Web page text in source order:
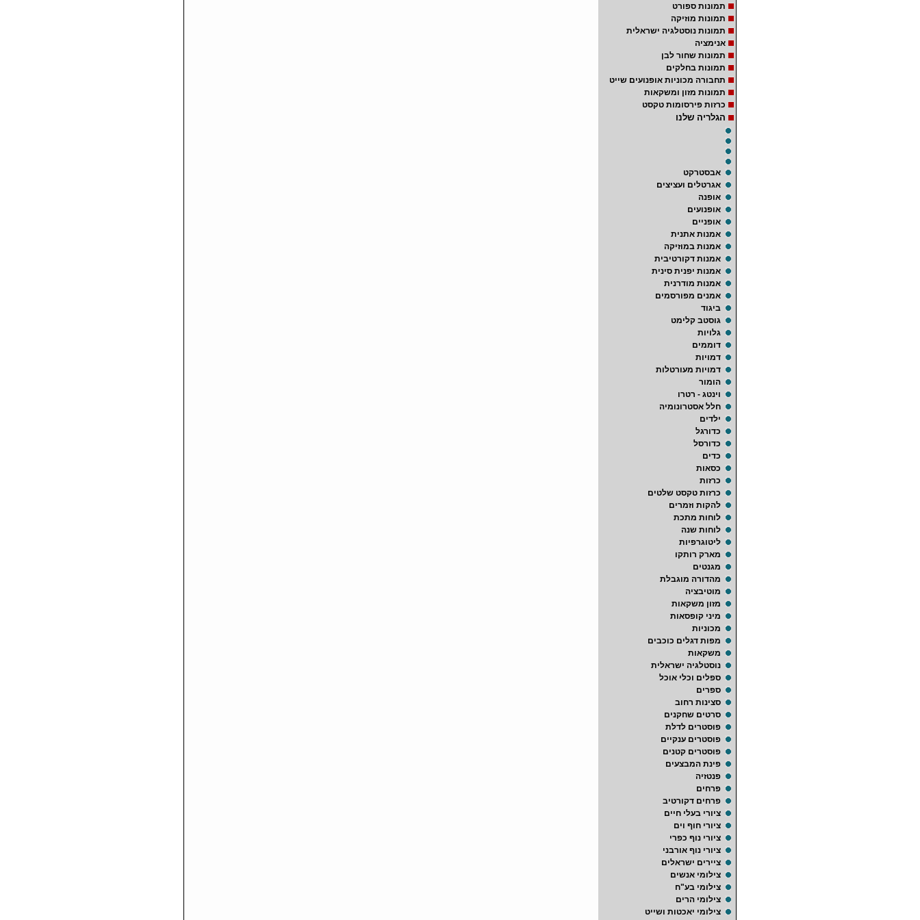
תמונות ספורט
תמונות מוזיקה
תמונות נוסטלגיה ישראלית
אנימציה
תמונות שחור לבן
תמונות בחלקים
תחבורה מכוניות אופנועים שייט
תמונות מזון ומשקאות
כרזות פירסומות טקסט
הגלריה שלנו
אבסטרקט
אגרטלים ועציצים
אופנה
אופנועים
אופניים
אמנות אתנית
אמנות במוזיקה
אמנות דקורטיבית
אמנות יפנית סינית
אמנות מודרנית
אמנים מפורסמים
ביגוד
גוסטב קלימט
גלויות
דוממים
דמויות
דמויות מעורטלות
הומור
וינטג - רטרו
חלל אסטרונומיה
ילדים
כדורגל
כדורסל
כדים
כסאות
כרזות
כרזות טקסט שלטים
להקות וזמרים
לוחות מתכת
לוחות שנה
ליטוגרפיות
מארק רותקו
מגנטים
מהדורה מוגבלת
מוטיבציה
מזון משקאות
מיני קופסאות
מכוניות
מפות דגלים כוכבים
משקאות
נוסטלגיה ישראלית
ספלים וכלי אוכל
ספרים
סצינות רחוב
סרטים שחקנים
פוסטרים לדלת
פוסטרים ענקיים
פוסטרים קטנים
פינת המבצעים
פנטזיה
פרחים
פרחים דקורטיב
ציורי בעלי חיים
ציורי חוף וים
ציורי נוף כפרי
ציורי נוף אורבני
ציירים ישראלים
צילומי אנשים
צילומי בע"ח
צילומי הרים
צילומי יאכטות ושייט